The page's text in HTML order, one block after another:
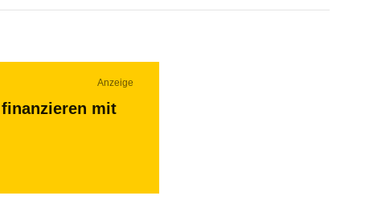
Anzeige
mit